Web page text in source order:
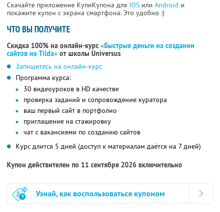
Скачайте приложение КупиКупона для IOS или Android и
покажите купон с экрана смартфона. Это удобно :)
ЧТО ВЫ ПОЛУЧИТЕ
Скидка 100% на онлайн-курс «Быстрые деньги на создании
сайтов на Tilda» от школы Universus
Запишитесь на онлайн-курс
Программа курса:
30 видеоуроков в HD качестве
проверка заданий и сопровождение куратора
ваш первый сайт в портфолио
приглашение на стажировку
чат с вакансиями по созданию сайтов
Курс длится 5 дней (доступ к материалам даётся на 7 дней)
Купон действителен по 11 сентября 2026 включительно
Узнай, как воспользоваться купоном